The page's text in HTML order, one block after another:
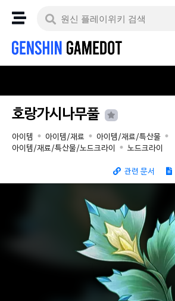
호랑가시나무풀
아이템 아이템/재료
아이템/재료/특산물
아이템/재료/특산물/노드크라이
노드크라이
관련 문서